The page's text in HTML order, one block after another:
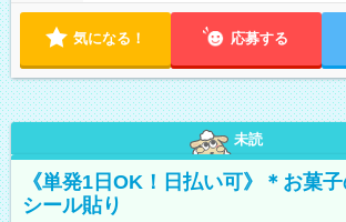
気になる！ 応募する
未読
《単発1日OK！日払い可》＊お菓
シール貼り